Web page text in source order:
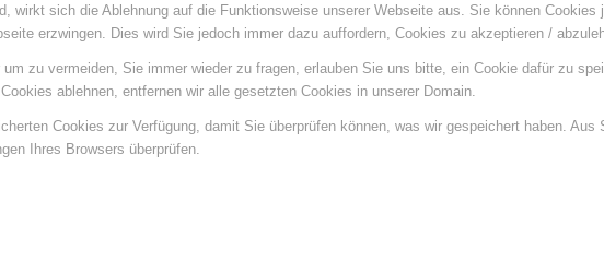
wirkt sich die Ablehnung auf die Funktionsweise unserer Webseite aus. Sie können
erzwingen. Dies wird Sie jedoch immer dazu auffordern, Cookies zu akzeptieren /
zu vermeiden, Sie immer wieder zu fragen, erlauben Sie uns bitte, ein Cookie dafür zu
ablehnen, entfernen wir alle gesetzten Cookies in unserer Domain.
Cookies zur Verfügung, damit Sie überprüfen können, was wir gespeichert haben.
Ihres Browsers überprüfen.